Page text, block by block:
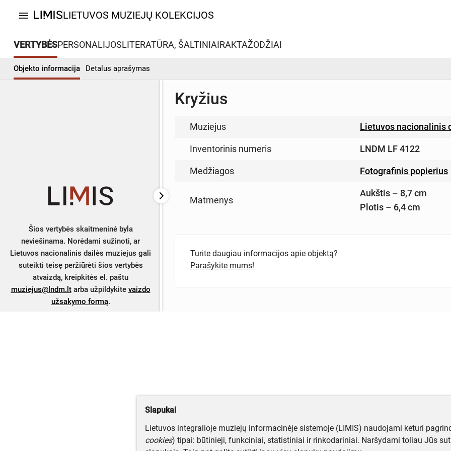
menu LIETUVOS MUZIEJŲ KOLEKCIJOS
VERTYBĖSPERSONALIJOSLITERATŪRA, ŠALTINIAIRAKTAŽODŽIAI
Objekto informacija Detalus aprašymas
Šios vertybės skaitmeninė byla
neviešinama. Norėdami sužinoti, ar
Lietuvos nacionalinis dailės muziejus gali
suteikti teisę peržiūrėti šios vertybės
atvaizdą, kreipkitės el. paštu
muziejus@lndm.ltarba užpildykite vaizdo
užsakymo formą.
Kryžius
Muziejus Lietuvos nacionalinis
Inventorinis numeris LNDM LF 4122
Medžiagos Fotografinis popierius
Matmenys
Aukštis – 8,7 cm
Plotis – 6,4 cm
Turite daugiau informacijos apie objektą?
Parašykite mums!
Slapukai
Lietuvos integralioje muziejų informacinėje sistemoje (LIMIS) naudojami keturi
cookies) tipai: būtinieji, funkciniai, statistiniai ir rinkodariniai. Naršydami toliau Jūs